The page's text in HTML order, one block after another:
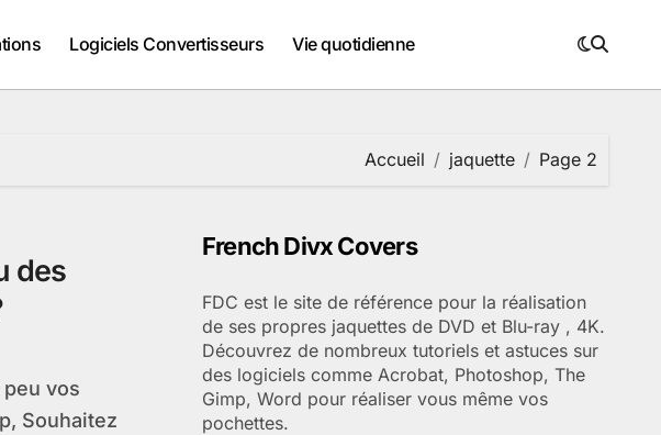
Logiciels Convertisseurs Vie quotidienne
Accueil jaquette Page 2
des
Souhaitez
French Divx Covers
FDC est le site de référence pour la réalisation
de ses propres jaquettes de DVD et Blu-ray , 4K.
Découvrez de nombreux tutoriels et astuces sur
des logiciels comme Acrobat, Photoshop, The
Gimp, Word pour réaliser vous même vos
pochettes.